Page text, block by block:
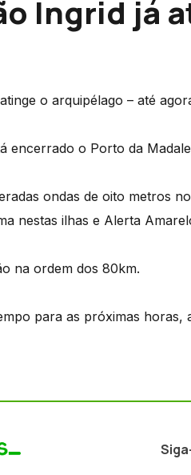
Ingrid já
o arquipélago – até
encerrado o Porto da
ondas de oito metros
nestas ilhas e Alerta
na ordem dos 80km.
para as próximas horas,